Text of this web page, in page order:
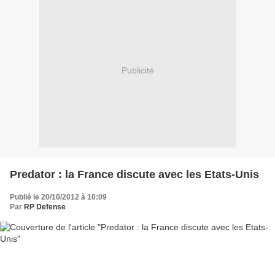
Publicité
Predator : la France discute avec les Etats-Unis
Publié le 20/10/2012 à 10:09
Par RP Defense